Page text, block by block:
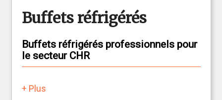
Buffets réfrigérés
Buffets réfrigérés professionnels pour
le secteur CHR
Indispensables dans les hôtels, restaurants et
établissements de restauration collective, les
+ Plus